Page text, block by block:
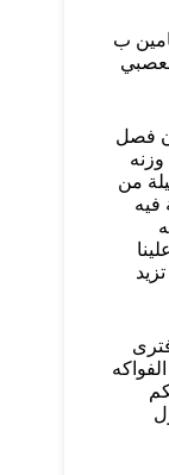
ب
فصل
من
فيه